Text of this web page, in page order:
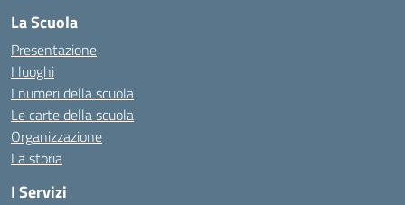
La Scuola
Presentazione
I luoghi
I numeri della scuola
Le carte della scuola
Organizzazione
La storia
I Servizi